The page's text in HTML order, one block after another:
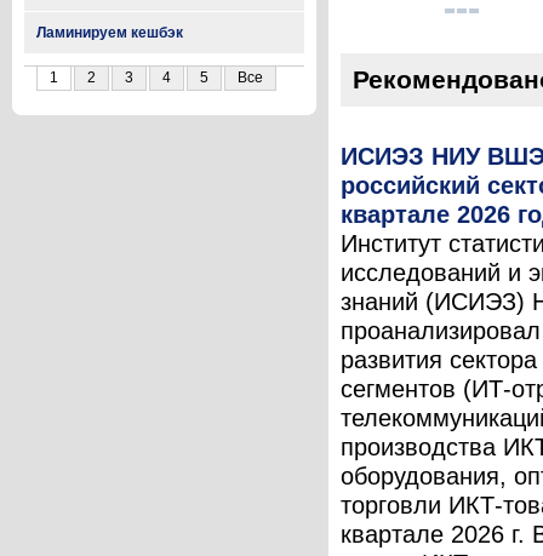
Ламинируем кешбэк
1 2 3 4 5 Все
ИСИЭЗ НИУ
российский
квартале 2026
Институт
исследований и
знаний (ИСИЭЗ)
развития
сегментов (ИТ-
производства
оборудования,
торговли ИКТ-
квартале 2026 г.